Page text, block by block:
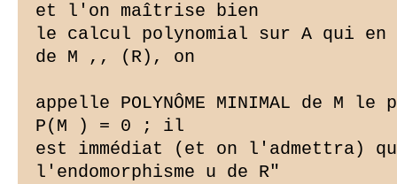
et l'on maîtrise bien
le calcul polynomial sur A qui
de M ,, (R), on
appelle POLYNÔME MINIMAL de
P(M ) = 0 ; il
est immédiat (et on l'admettra)
l'endomorphisme u de R"